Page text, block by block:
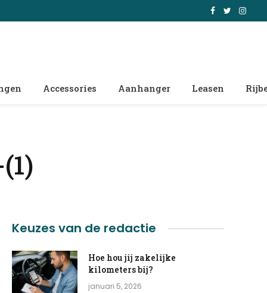
Facebook
Twitter
Accessories Aanhanger Leasen
Keuzes van de redactie
Hoe hou jij zakelijke
kilometers bij?
januari 5, 2026